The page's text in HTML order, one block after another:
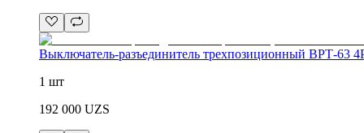
Выключатель-разъединитель трехпозиционный ВРТ-63
1 шт
192 000 UZS